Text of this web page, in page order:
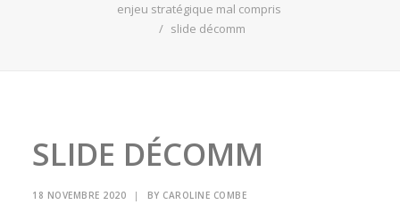
enjeu stratégique mal compris
slide décomm
SLIDE DÉCOMM
18 NOVEMBRE 2020 | BY CAROLINE COMBE